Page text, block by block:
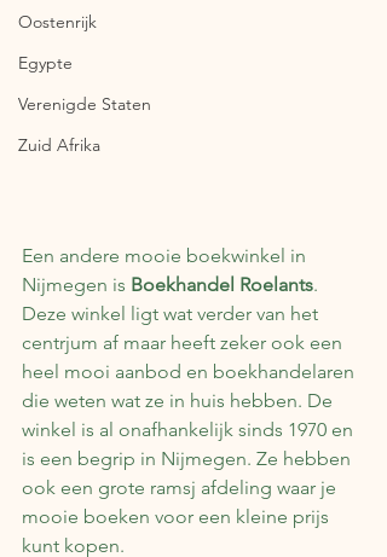
Oostenrijk
Egypte
Verenigde Staten
Zuid Afrika
Een andere mooie boekwinkel in
Nijmegen is Boekhandel Roelants.
Deze winkel ligt wat verder van het
centrjum af maar heeft zeker ook een
heel mooi aanbod en boekhandelaren
die weten wat ze in huis hebben. De
winkel is al onafhankelijk sinds 1970 en
is een begrip in Nijmegen. Ze hebben
ook een grote ramsj afdeling waar je
mooie boeken voor een kleine prijs
kunt kopen.